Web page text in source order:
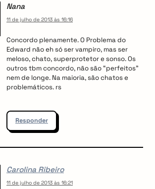
Nana
11 de julho de 2013 às 16:16
Concordo plenamente. O Problema do
Edward não eh só ser vampiro, mas ser
meloso, chato, superprotetor e sonso. Os
outros tbm concordo, não são “perfeitos”
nem de longe. Na maioria, são chatos e
problemáticos. rs
Responder
Carolina Ribeiro
11 de julho de 2013 às 16:21